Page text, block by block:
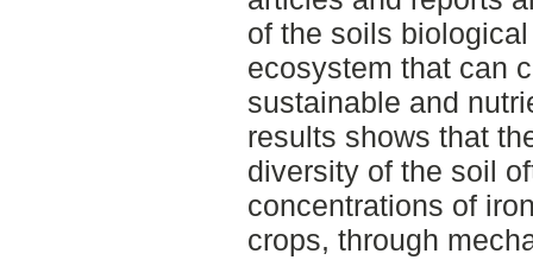
of the soils
ecosystem that can
sustainable and
results shows that
diversity of the soil
concentrations of
crops, through